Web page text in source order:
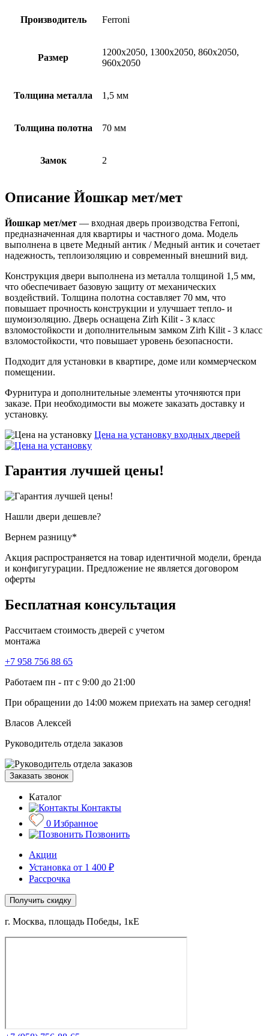
Производитель Ferroni
Размер
1200х2050, 1300х2050, 860х2050,
960х2050
Толщина металла 1,5 мм
Толщина полотна 70 мм
Замок 2
Описание Йошкар мет/мет
Йошкар мет/мет — входная дверь производства Ferroni,
предназначенная для квартиры и частного дома. Модель
выполнена в цвете Медный антик / Медный антик и сочетает
надежность, теплоизоляцию и современный внешний вид.
Конструкция двери выполнена из металла толщиной 1,5 мм,
что обеспечивает базовую защиту от механических
воздействий. Толщина полотна составляет 70 мм, что
повышает прочность конструкции и улучшает тепло- и
шумоизоляцию. Дверь оснащена Zirh Kilit - 3 класс
взломостойкости и дополнительным замком Zirh Kilit - 3 класс
взломостойкости, что повышает уровень безопасности.
Подходит для установки в квартире, доме или коммерческом
помещении.
Фурнитура и дополнительные элементы уточняются при
заказе. При необходимости вы можете заказать доставку и
установку.
Цена на установку входных дверей
Гарантия лучшей цены!
Нашли двери дешевле?
Вернем разницу*
Акция распространяется на товар идентичной модели, бренда
и конфигугурации. Предложение не является договором
оферты
Бесплатная консультация
Рассчитаем стоимость дверей с учетом
монтажа
+7 958 756 88 65
Работаем пн - пт с 9:00 до 21:00
При обращении до 14:00 можем приехать на замер сегодня!
Власов Алексей
Руководитель отдела заказов
Заказать звонок
Каталог
Контакты
0 Избранное
Позвонить
Акции
Установка от 1 400 ₽
Рассрочка
Получить скидку
г. Москва, площадь Победы, 1кЕ